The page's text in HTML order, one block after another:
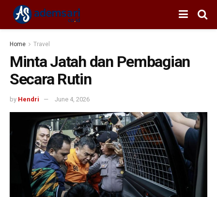
Home Travel
Minta Jatah dan Pembagian
Secara Rutin
by Hendri June 4, 2026